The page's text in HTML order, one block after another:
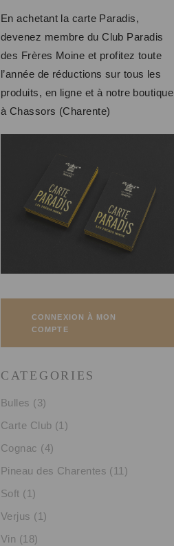
En achetant la carte Paradis,
devenez membre du Club Paradis
des Frères Moine et profitez toute
l’année de réductions sur tous les
produits, en ligne et à notre boutique
à Chassors (Charente)
CONNEXION À MON
COMPTE
CATEGORIES
Bulles (3)
Carte Club (1)
Cognac (4)
Pineau des Charentes (11)
Soft (1)
Verjus (1)
Vin (18)